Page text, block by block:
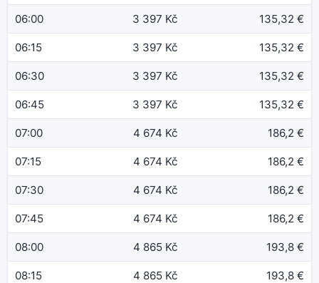
06:00 3 397 Kč 135,32 €
06:15 3 397 Kč 135,32 €
06:30 3 397 Kč 135,32 €
06:45 3 397 Kč 135,32 €
07:00 4 674 Kč 186,2 €
07:15 4 674 Kč 186,2 €
07:30 4 674 Kč 186,2 €
07:45 4 674 Kč 186,2 €
08:00 4 865 Kč 193,8 €
08:15 4 865 Kč 193,8 €